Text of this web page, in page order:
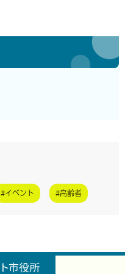
#イベント #高齢者